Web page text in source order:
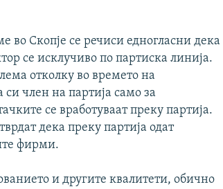
во Скопје се речиси едногласни дека
се исклучиво по партиска линија.
отколку во времето на
член на партија само за
се вработуваат преку партија.
дека преку партија одат
фирми.
и другите квалитети, обично